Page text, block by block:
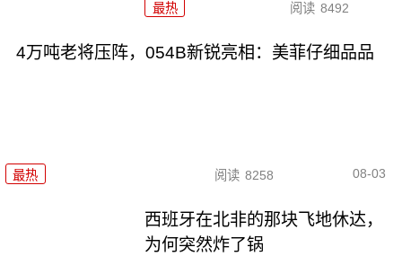
最热 阅读 8492
4万吨老将压阵，054B新锐亮相：美菲仔细品品
最热 阅读 8258 08-03
西班牙在北非的那块飞地休达，
为何突然炸了锅